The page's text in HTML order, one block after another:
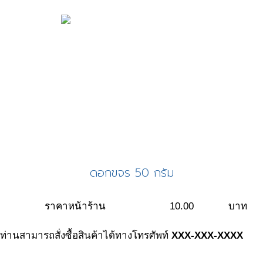
ดอกขจร 50 กรัม
ราคาหน้าร้าน 10.00 บาท
ท่านสามารถสั่งซื้อสินค้าได้ทางโทรศัพท์ XXX-XXX-XXXX